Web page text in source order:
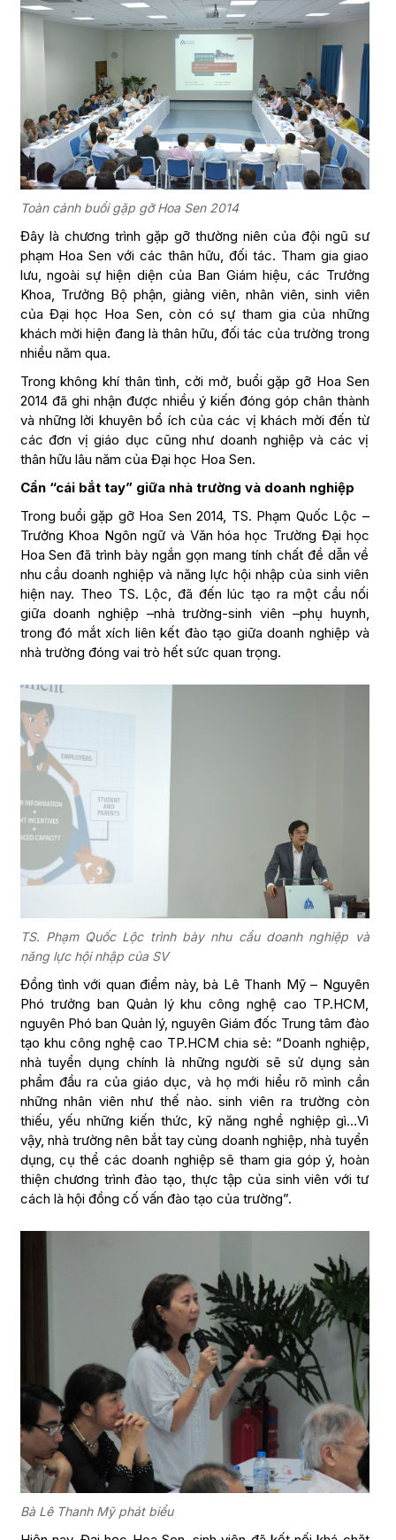
Toàn cảnh buổi gặp gỡ Hoa Sen 2014
Đây là chương trình gặp gỡ thường niên của đội ngũ sư
phạm Hoa Sen với các thân hữu, đối tác. Tham gia giao
lưu, ngoài sự hiện diện của Ban Giám hiệu, các Trưởng
Khoa, Trưởng Bộ phận, giảng viên, nhân viên, sinh viên
của Đại học Hoa Sen, còn có sự tham gia của những
khách mời hiện đang là thân hữu, đối tác của trường trong
nhiều năm qua.
Trong không khí thân tình, cởi mở, buổi gặp gỡ Hoa Sen
2014 đã ghi nhận được nhiều ý kiến đóng góp chân thành
và những lời khuyên bổ ích của các vị khách mời đến từ
các đơn vị giáo dục cũng như doanh nghiệp và các vị
thân hữu lâu năm của Đại học Hoa Sen.
Cần “cái bắt tay” giữa nhà trường và doanh nghiệp
Trong buổi gặp gỡ Hoa Sen 2014, TS. Phạm Quốc Lộc –
Trưởng Khoa Ngôn ngữ và Văn hóa học Trường Đại học
Hoa Sen đã trình bày ngắn gọn mang tính chất đề dẫn về
nhu cầu doanh nghiệp và năng lực hội nhập của sinh viên
hiện nay. Theo TS. Lộc, đã đến lúc tạo ra một cầu nối
giữa doanh nghiệp –nhà trường-sinh viên –phụ huynh,
trong đó mắt xích liên kết đào tạo giữa doanh nghiệp và
nhà trường đóng vai trò hết sức quan trọng.
TS. Phạm Quốc Lộc trình bày nhu cầu doanh nghiệp và
năng lực hội nhập của SV
Đồng tình với quan điểm này, bà Lê Thanh Mỹ – Nguyên
Phó trưởng ban Quản lý khu công nghệ cao TP.HCM,
nguyên Phó ban Quản lý, nguyên Giám đốc Trung tâm đào
tạo khu công nghệ cao TP.HCM chia sẻ: “Doanh nghiệp,
nhà tuyển dụng chính là những người sẽ sử dụng sản
phẩm đầu ra của giáo dục, và họ mới hiểu rõ mình cần
những nhân viên như thế nào. sinh viên ra trường còn
thiếu, yếu những kiến thức, kỹ năng nghề nghiệp gì…Vì
vậy, nhà trường nên bắt tay cùng doanh nghiệp, nhà tuyển
dụng, cụ thể các doanh nghiệp sẽ tham gia góp ý, hoàn
thiện chương trình đào tạo, thực tập của sinh viên với tư
cách là hội đồng cố vấn đào tạo của trường”.
Bà Lê Thanh Mỹ phát biểu